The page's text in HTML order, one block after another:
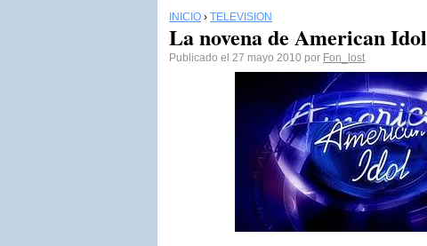
INICIO › TELEVISIÓN
La novena de American Idol
Publicado el 27 mayo 2010 por Fon_lost